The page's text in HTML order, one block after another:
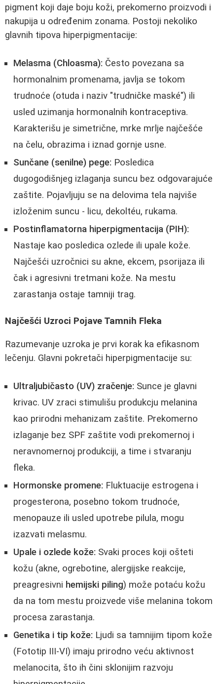
pigment koji daje boju koži, prekomerno proizvodi i
nakupija u određenim zonama. Postoji nekoliko
glavnih tipova hiperpigmentacije:
Melasma (Chloasma): Često povezana sa
hormonalnim promenama, javlja se tokom
trudnoće (otuda i naziv "trudničke maské") ili
usled uzimanja hormonalnih kontraceptiva.
Karakterišu je simetrične, mrke mrlje najčešće
na čelu, obrazima i iznad gornje usne.
Sunčane (senilne) pege: Posledica
dugogodišnjeg izlaganja suncu bez odgovarajuće
zaštite. Pojavljuju se na delovima tela najviše
izloženim suncu - licu, dekoltéu, rukama.
Postinflamatorna hiperpigmentacija (PIH):
Nastaje kao posledica ozlede ili upale kože.
Najčešći uzročnici su akne, ekcem, psorijaza ili
čak i agresivni tretmani kože. Na mestu
zarastanja ostaje tamniji trag.
Najčešći Uzroci Pojave Tamnih Fleka
Razumevanje uzroka je prvi korak ka efikasnom
lečenju. Glavni pokretači hiperpigmentacije su:
Ultraljubičasto (UV) zračenje: Sunce je glavni
krivac. UV zraci stimulišu produkcju melanina
kao prirodni mehanizam zaštite. Prekomerno
izlaganje bez SPF zaštite vodi prekomernoj i
neravnomernoj produkciji, a time i stvaranju
fleka.
Hormonske promene: Fluktuacije estrogena i
progesterona, posebno tokom trudnoće,
menopauze ili usled upotrebe pilula, mogu
izazvati melasmu.
Upale i ozlede kože: Svaki proces koji ošteti
kožu (akne, ogrebotine, alergijske reakcije,
preagresivni hemijski piling) može potaću kožu
da na tom mestu proizvede više melanina tokom
procesa zarastanja.
Genetika i tip kože: Ljudi sa tamnijim tipom kože
(Fototip III-VI) imaju prirodno veću aktivnost
melanocita, što ih čini sklonijim razvoju